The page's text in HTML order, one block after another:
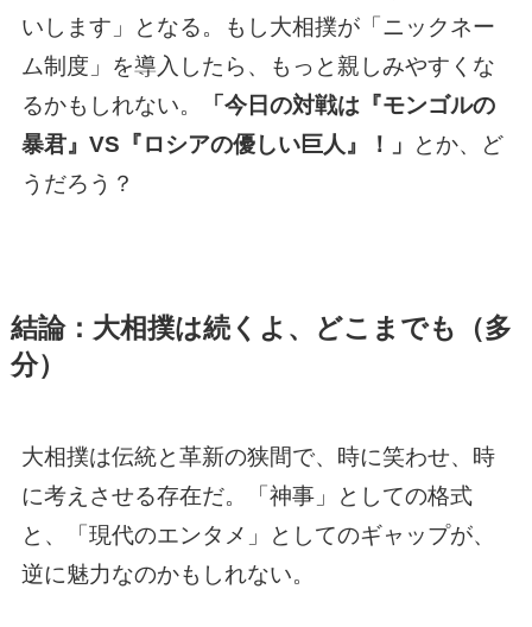
いします」となる。もし大相撲が「ニックネー
ム制度」を導入したら、もっと親しみやすくな
るかもしれない。
「今日の対戦は『モンゴルの
暴君』VS『ロシアの優しい巨人』！」
とか、ど
うだろう？
結論：大相撲は続くよ、どこまでも（多
分）
大相撲は伝統と革新の狭間で、時に笑わせ、時
に考えさせる存在だ。「神事」としての格式
と、「現代のエンタメ」としてのギャップが、
逆に魅力なのかもしれない。